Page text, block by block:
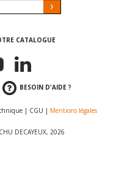
CATALOGUE
BESOIN D'AIDE ?
| CGU | Mentions légales
DECAYEUX, 2026